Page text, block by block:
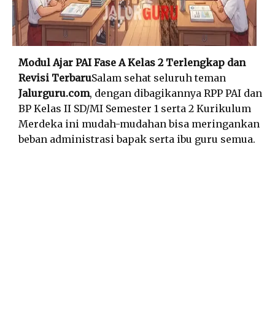
Modul Ajar PAI Fase A Kelas 2 Terlengkap dan
Revisi TerbaruSalam sehat seluruh teman
Jalurguru.com, dengan dibagikannya RPP PAI dan
BP Kelas II SD/MI Semester 1 serta 2 Kurikulum
Merdeka ini mudah-mudahan bisa meringankan
beban administrasi bapak serta ibu guru semua.